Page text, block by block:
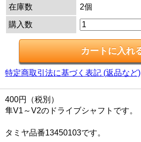
在庫数
2個
購入数
特定商取引法に基づく表記 (返品など)
400円（税別）
隼V1～V2のドライブシャフトです。
タミヤ品番13450103です。